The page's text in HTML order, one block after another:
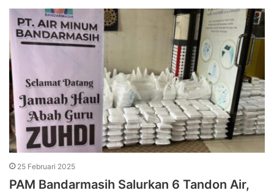
25 Februari 2025
PAM Bandarmasih Salurkan 6 Tandon Air,